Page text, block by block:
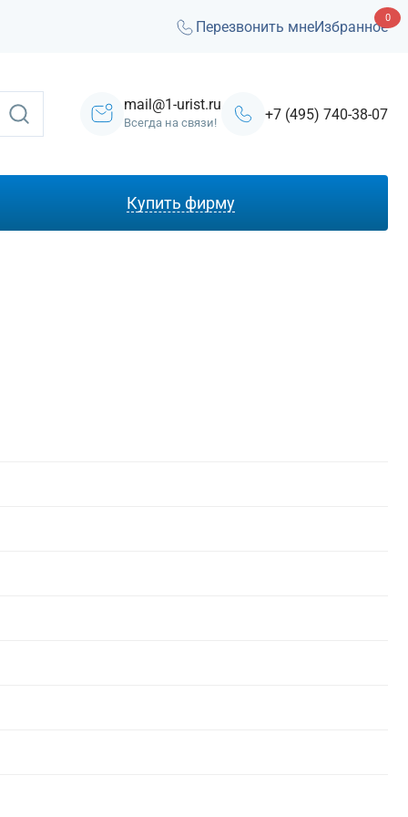
Перезвонить мнеИзбранное
0
mail@1-urist.ru
Всегда на связи! +7 (495) 740-38-07
Купить фирму